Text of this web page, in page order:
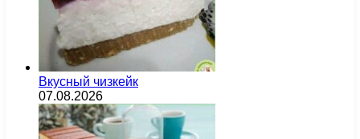
Вкусный чизкейк
07.08.2026